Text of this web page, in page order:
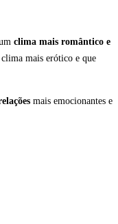
clima mais romântico e
mais erótico e que
mais emocionantes e